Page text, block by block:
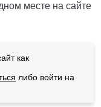
месте на сайте
как
либо войти на